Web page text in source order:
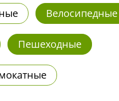
Велосипедные
Пешеходные